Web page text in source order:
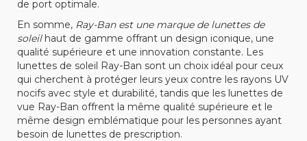
de port optimale.
En somme, Ray-Ban est une marque de lunettes de
soleilhaut de gamme offrant un design iconique, une
qualité supérieure et une innovation constante. Les
lunettes de soleil Ray-Ban sont un choix idéal pour ceux
qui cherchent à protéger leurs yeux contre les rayons UV
nocifs avec style et durabilité, tandis que les lunettes de
vue Ray-Ban offrent la même qualité supérieure et le
même design emblématique pour les personnes ayant
besoin de lunettes de prescription.